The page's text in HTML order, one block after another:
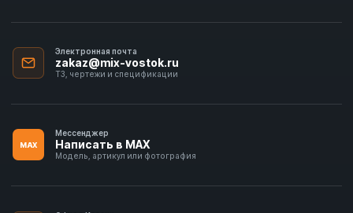
Электронная почта
zakaz@mix-vostok.ru
ТЗ, чертежи и спецификации
MAX
Мессенджер
Написать в MAX
Модель, артикул или фотография